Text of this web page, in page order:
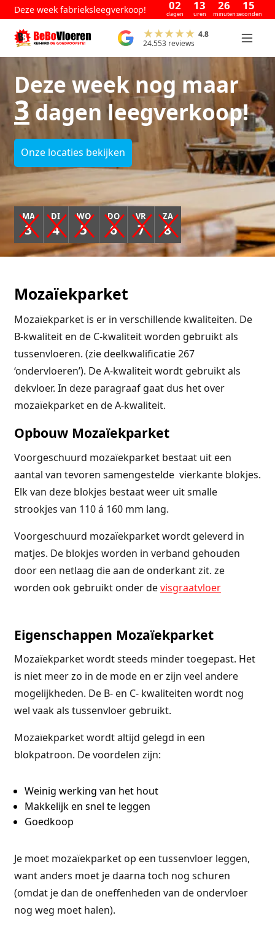
Deze week fabrieksleegverkoop! 02
dagen
13
uren
26
minuten
13
seconden
4.8
24.553 reviews
Deze week nog maar
3dagen leegverkoop!
Onze locaties bekijken
MA
3
DI
4
WO
5
DO
6
VR
7
ZA
8
Mozaïekparket
Mozaïekparket is er in verschillende kwaliteiten. De
B-kwaliteit en de C-kwaliteit worden gebruikt als
tussenvloeren. (zie deelkwalificatie 267
‘ondervloeren’). De A-kwaliteit wordt gebruikt als
dekvloer. In deze paragraaf gaat dus het over
mozaïekparket en de A-kwaliteit.
Opbouw Mozaïekparket
Voorgeschuurd mozaïekparket bestaat uit een
aantal van tevoren samengestelde vierkante blokjes.
Elk van deze blokjes bestaat weer uit smalle
strookjes van 110 á 160 mm lang.
Voorgeschuurd mozaïekparket wordt geleverd in
matjes. De blokjes worden in verband gehouden
door een netlaag die aan de onderkant zit. ze
worden ook gebruikt onder devisgraatvloer
Eigenschappen Mozaïekparket
Mozaïekparket wordt steeds minder toegepast. Het
is niet meer zo in de mode en er zijn veel andere
mogelijkheden. De B- en C- kwaliteiten wordt nog
wel vaak als tussenvloer gebruikt.
Mozaïekparket wordt altijd gelegd in een
blokpatroon. De voordelen zijn:
Weinig werking van het hout
Makkelijk en snel te leggen
Goedkoop
Je moet mozaïekparket op een tussenvloer leggen,
want anders moet je daarna toch nog schuren
(omdat je dan de oneffenheden van de ondervloer
nog weg moet halen).